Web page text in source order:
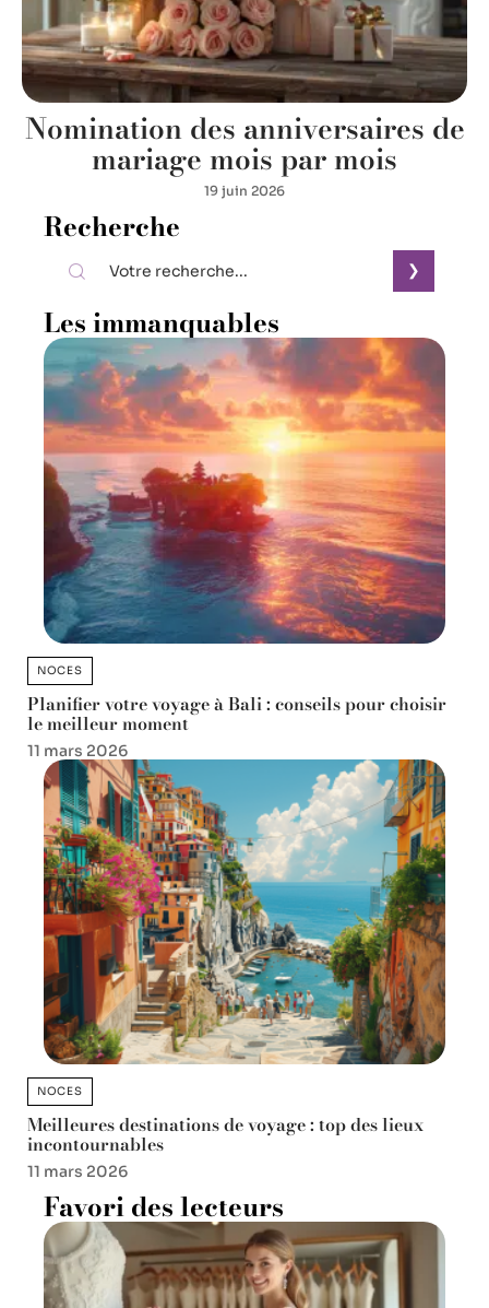
Nomination des anniversaires de
mariage mois par mois
19 juin 2026
Recherche
Les immanquables
NOCES
Planifier votre voyage à Bali : conseils pour choisir
le meilleur moment
11 mars 2026
NOCES
Meilleures destinations de voyage : top des lieux
incontournables
11 mars 2026
Favori des lecteurs